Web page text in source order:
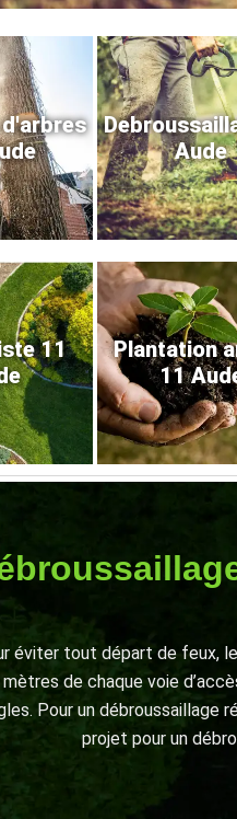
Aude
11
Plantation
11
éviter tout départ de feux,
mètres de chaque voie
Pour un débroussaillage
projet pour un